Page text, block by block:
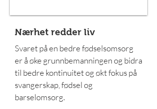
Nærhet redder liv
Svaret på en bedre fødselsomsorg
er å øke grunnbemanningen og bidra
til bedre kontinuitet og økt fokus på
svangerskap, fødsel og
barselomsorg.